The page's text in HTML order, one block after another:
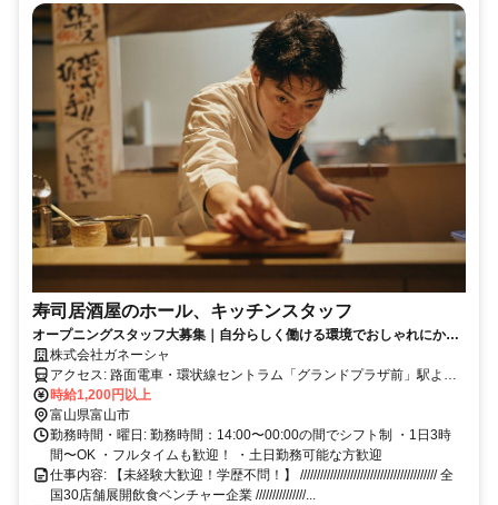
寿司居酒屋のホール、キッチンスタッフ
オープニングスタッフ大募集｜自分らしく働ける環境でおしゃれにかっ
こよく映える
株式会社ガネーシャ
アクセス: 路面電車・環状線セントラム「グランドプラザ前」駅より
徒歩1分・市内電車「西町」駅より徒歩3分
時給1,200円以上
富山県富山市
勤務時間・曜日: 勤務時間：14:00〜00:00の間でシフト制 ・1日3時
間〜OK ・フルタイムも歓迎！ ・土日勤務可能な方歓迎
仕事内容: 【未経験大歓迎！学歴不問！】 ///////////////////////////////////////// 全
国30店舗展開飲食ベンチャー企業 ///////////////...